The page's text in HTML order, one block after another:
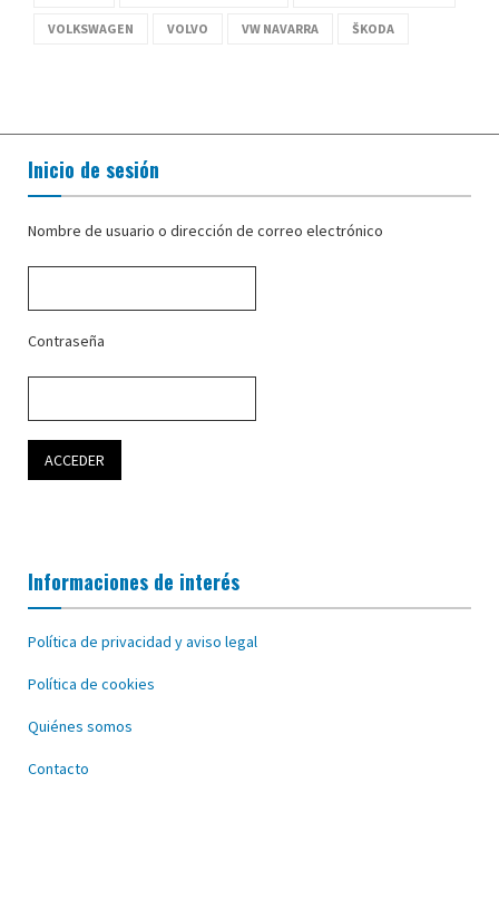
VOLKSWAGEN VOLVO VW NAVARRA ŠKODA
Inicio de sesión
Nombre de usuario o dirección de correo electrónico
Contraseña
Informaciones de interés
Política de privacidad y aviso legal
Política de cookies
Quiénes somos
Contacto